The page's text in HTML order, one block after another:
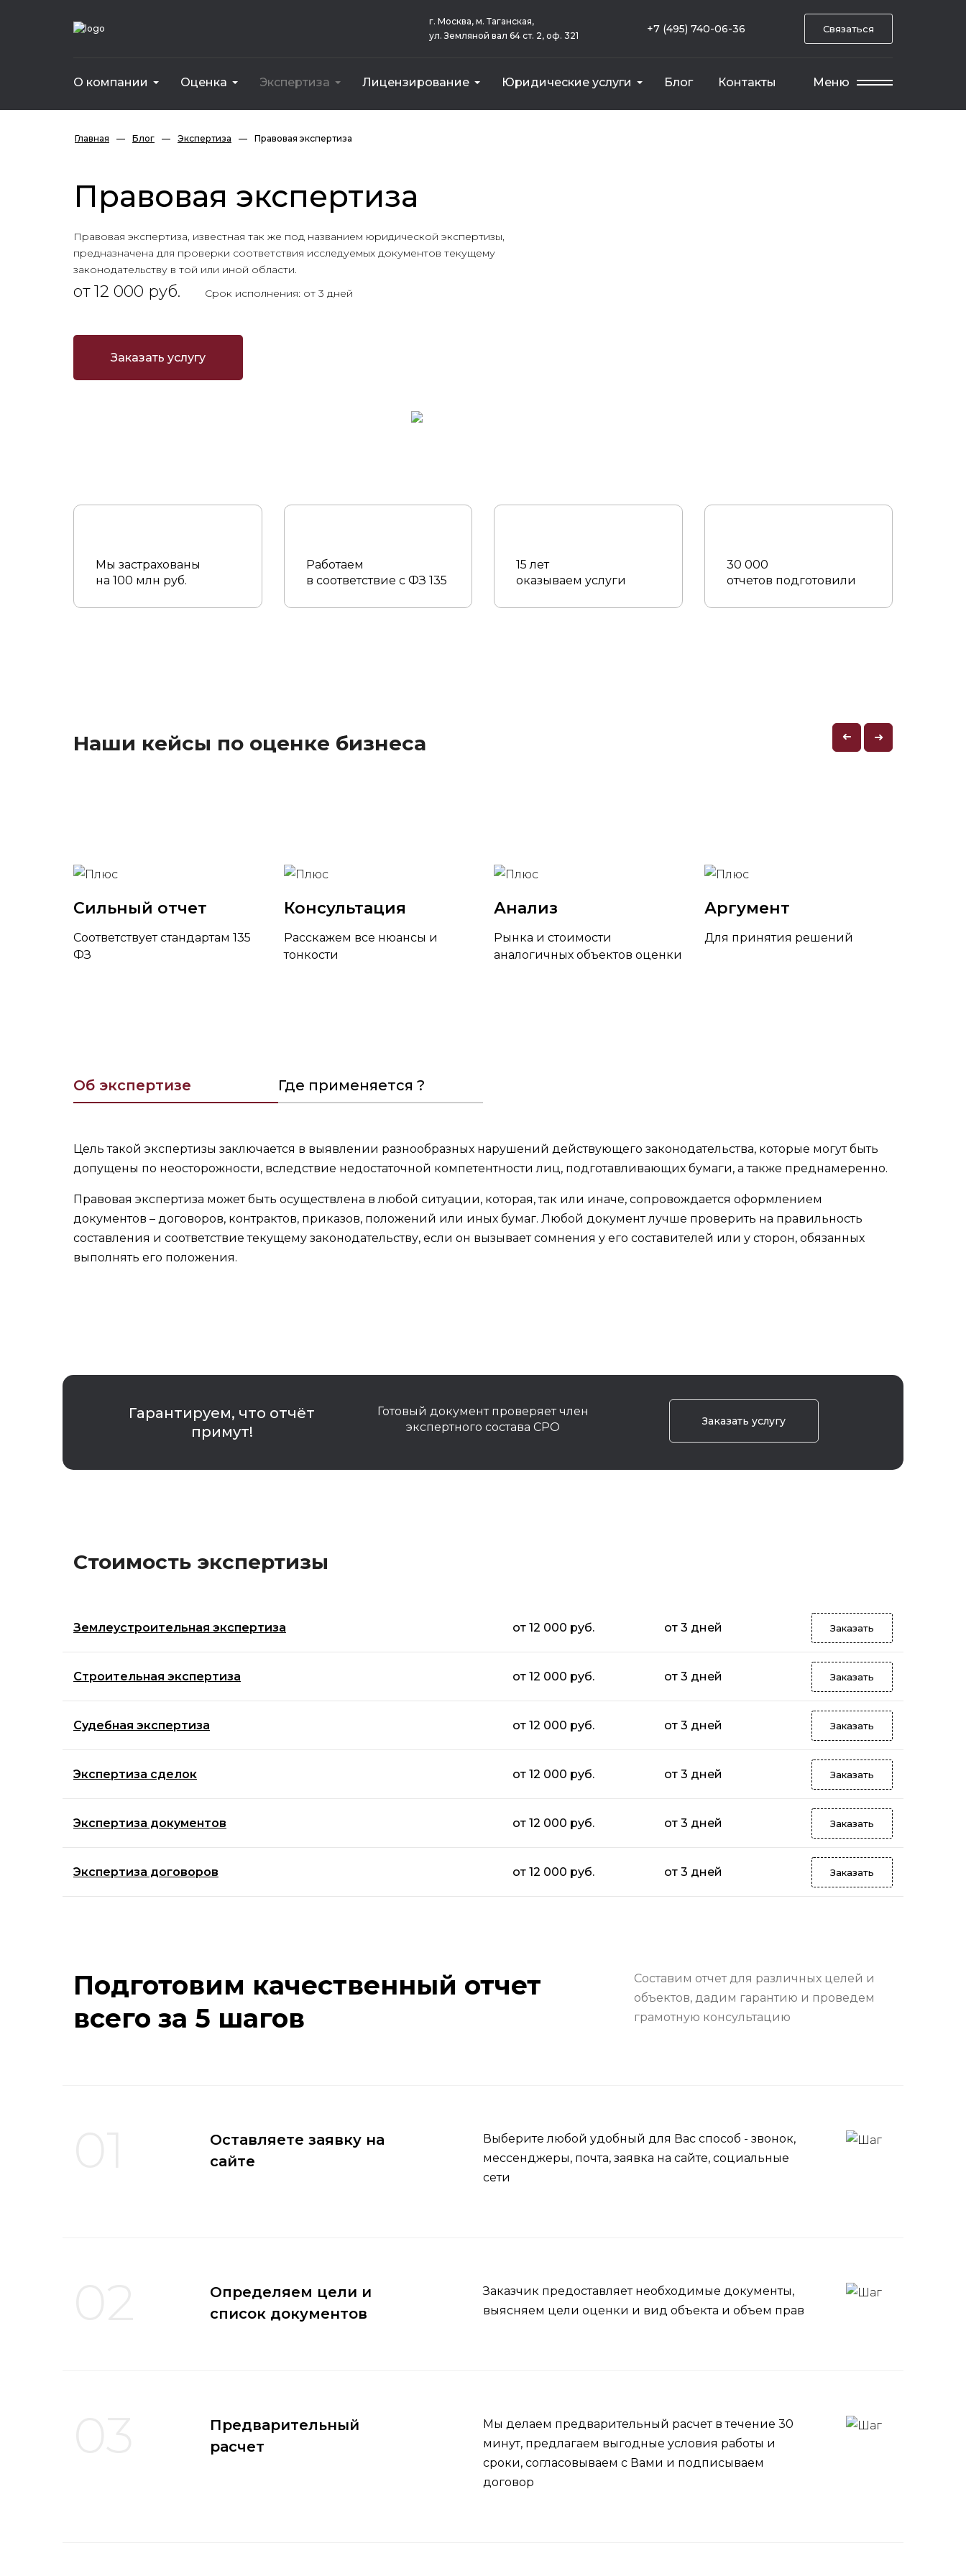
г. Москва, м. Таганская,
ул. Земляной вал 64 ст. 2, оф. 321
+7 (495) 740-06-36 Связаться
О компании Оценка Экспертиза Лицензирование Юридические услуги Блог Контакты Меню
Главная — Блог — Экспертиза — Правовая экспертиза
Правовая экспертиза
Правовая экспертиза, известная так же под названием юридической экспертизы,
предназначена для проверки соответствия исследуемых документов текущему
законодательству в той или иной области.
от 12 000 руб. Срок исполнения: от 3 дней
Заказать услугу
Мы застрахованы
на 100 млн руб.
Работаем
в соответствие с ФЗ 135
15 лет
оказываем услуги
30 000
отчетов подготовили
Наши кейсы по оценке бизнеса ➜ ➜
Сильный отчет
Соответствует стандартам 135
ФЗ
Консультация
Расскажем все нюансы и
тонкости
Анализ
Рынка и стоимости
аналогичных объектов оценки
Аргумент
Для принятия решений
Об экспертизе Где применяется ?
Цель такой экспертизы заключается в выявлении разнообразных нарушений действующего законодательства, которые могут быть
допущены по неосторожности, вследствие недостаточной компетентности лиц, подготавливающих бумаги, а также преднамеренно.
Правовая экспертиза может быть осуществлена в любой ситуации, которая, так или иначе, сопровождается оформлением
документов – договоров, контрактов, приказов, положений или иных бумаг. Любой документ лучше проверить на правильность
составления и соответствие текущему законодательству, если он вызывает сомнения у его составителей или у сторон, обязанных
выполнять его положения.
Гарантируем, что отчёт
примут!
Готовый документ проверяет член
экспертного состава СРО
Заказать услугу
Стоимость экспертизы
Землеустроительная экспертиза от 12 000 руб. от 3 дней Заказать
Строительная экспертиза от 12 000 руб. от 3 дней Заказать
Судебная экспертиза от 12 000 руб. от 3 дней Заказать
Экспертиза сделок от 12 000 руб. от 3 дней Заказать
Экспертиза документов от 12 000 руб. от 3 дней Заказать
Экспертиза договоров от 12 000 руб. от 3 дней Заказать
Подготовим качественный отчет
всего за 5 шагов
Составим отчет для различных целей и
объектов, дадим гарантию и проведем
грамотную консультацию
Оставляете заявку на
сайте
Выберите любой удобный для Вас способ - звонок,
мессенджеры, почта, заявка на сайте, социальные
сети
Определяем цели и
список документов
Заказчик предоставляет необходимые документы,
выясняем цели оценки и вид объекта и объем прав
Предварительный
расчет
Мы делаем предварительный расчет в течение 30
минут, предлагаем выгодные условия работы и
сроки, согласовываем с Вами и подписываем
договор